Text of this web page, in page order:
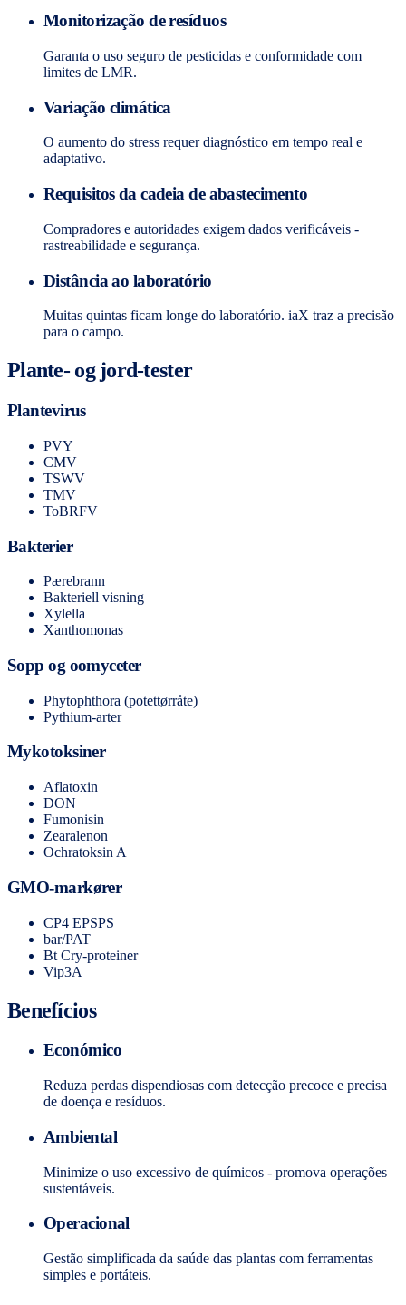
Monitorização de resíduos
Garanta o uso seguro de pesticidas e conformidade com
limites de LMR.
Variação climática
O aumento do stress requer diagnóstico em tempo real e
adaptativo.
Requisitos da cadeia de abastecimento
Compradores e autoridades exigem dados verificáveis -
rastreabilidade e segurança.
Distância ao laboratório
Muitas quintas ficam longe do laboratório. iaX traz a precisão
para o campo.
Plante- og jord-tester
Plantevirus
PVY
CMV
TSWV
TMV
ToBRFV
Bakterier
Pærebrann
Bakteriell visning
Xylella
Xanthomonas
Sopp og oomyceter
Phytophthora (potettørråte)
Pythium-arter
Mykotoksiner
Aflatoxin
DON
Fumonisin
Zearalenon
Ochratoksin A
GMO-markører
CP4 EPSPS
bar/PAT
Bt Cry-proteiner
Vip3A
Benefícios
Económico
Reduza perdas dispendiosas com detecção precoce e precisa
de doença e resíduos.
Ambiental
Minimize o uso excessivo de químicos - promova operações
sustentáveis.
Operacional
Gestão simplificada da saúde das plantas com ferramentas
simples e portáteis.